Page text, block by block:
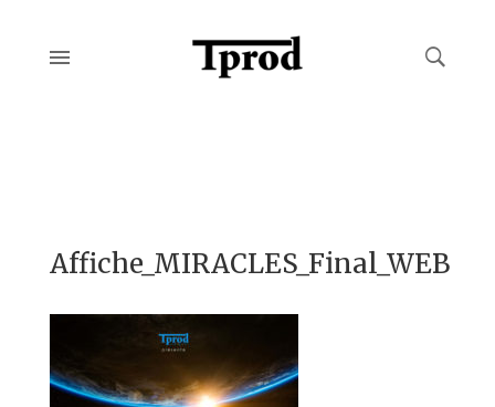
Affiche_MIRACLES_Final_WEB